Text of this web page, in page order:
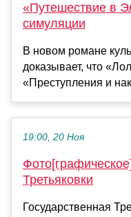
«Путешествие в
симуляции
В новом романе
доказывает, что
«Преступления и
19:00, 20 Ноя
Третьяковки
Государственная